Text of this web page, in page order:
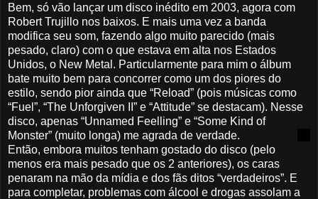
Bem, só vão lançar um disco inédito em 2003, agora com
Robert Trujillo nos baixos. E mais uma vez a banda
modifica seu som, fazendo algo muito parecido (mais
pesado, claro) com o que estava em alta nos Estados
Unidos, o New Metal. Particularmente para mim o álbum
bate muito bem para concorrer como um dos piores do
estilo, sendo pior ainda que “Reload” (pois músicas como
“Fuel”, “The Unforgiven II” e “Attitude” se destacam). Nesse
disco, apenas “Unnamed Feelling” e “Some Kind of
Monster” (muito longa) me agrada de verdade.
Então, embora muitos tenham gostado do disco (pelo
menos era mais pesado que os 2 anteriores), os caras
penaram na mão da mídia e dos fãs ditos “verdadeiros”. E
para completar, problemas com álcool e drogas assolam a